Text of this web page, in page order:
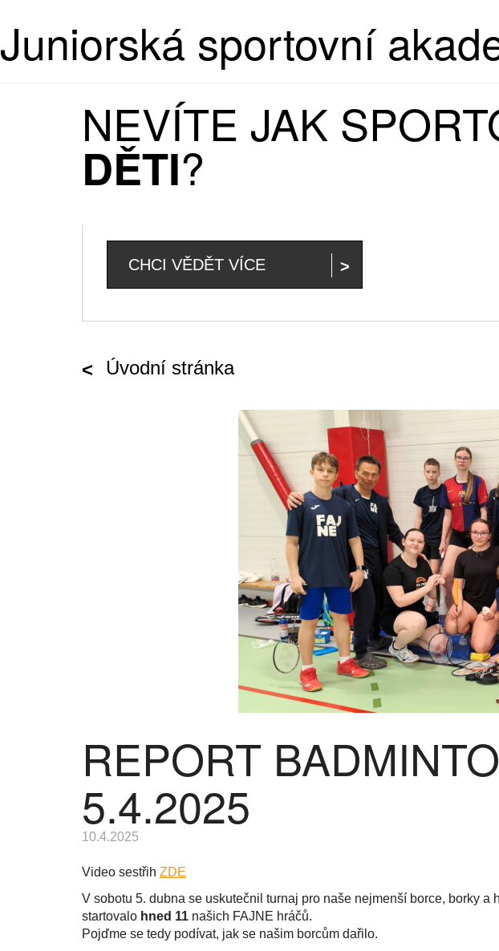
Juniorská sportovní
NEVÍTE JAK
DĚTI?
CHCI VĚDĚT VÍCE
Úvodní stránka
REPORT
5.4.2025
10.4.2025
Video sestřih ZDE
V sobotu 5. dubna se uskutečnil turnaj pro naše nejmenší borce, borky
startovalo hned 11 našich FAJNE hráčů.
Pojďme se tedy podívat, jak se našim borcům dařilo.